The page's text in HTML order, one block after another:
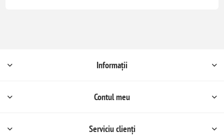
Informații
Contul meu
Serviciu clienți